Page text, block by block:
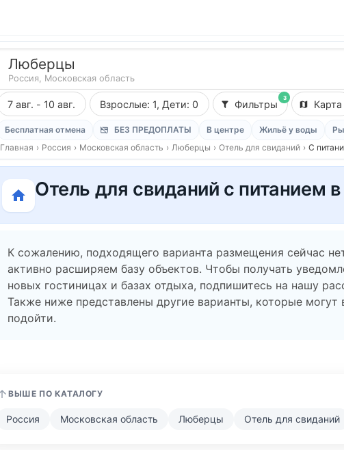
Люберцы
Россия, Московская область
7 авг. - 10 авг. Взрослые: 1, Дети: 0
3
Фильтры Карта
Бесплатная отмена БЕЗ ПРЕДОПЛАТЫ В центре Жильё у воды
Главная › Россия › Московская область › Люберцы › Отель для свиданий › С
Отель для свиданий с питанием
К сожалению, подходящего варианта размещения сейчас
активно расширяем базу объектов. Чтобы получать
новых гостиницах и базах отдыха, подпишитесь на нашу
Также ниже представлены другие варианты, которые могут
подойти.
ВЫШЕ ПО КАТАЛОГУ
Россия Московская область Люберцы Отель для свиданий